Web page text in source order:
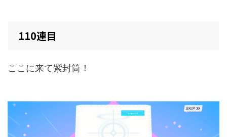
110連目
ここに来て紫封筒！